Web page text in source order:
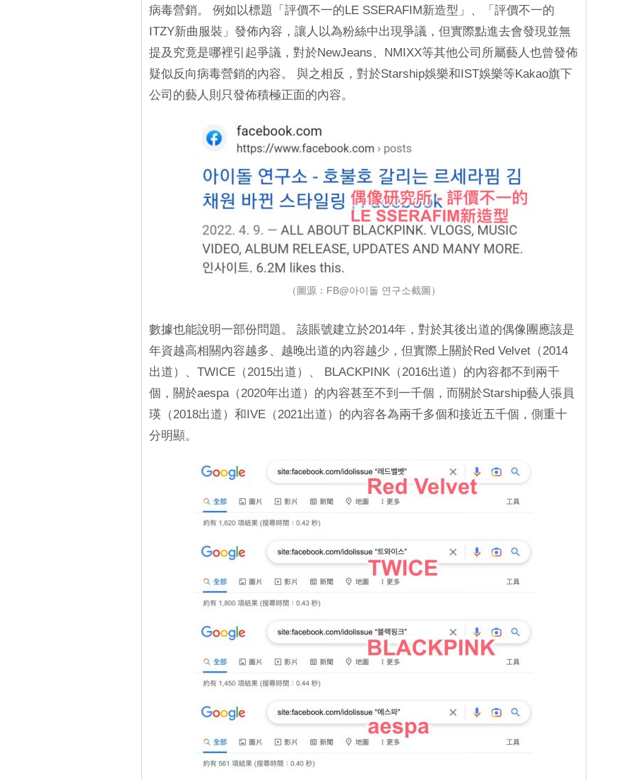
病毒營銷。 例如以標題「評價不一的LE SSERAFIM新造型」、「評價不一的
ITZY新曲服裝」發佈內容，讓人以為粉絲中出現爭議，但實際點進去會發現並無
提及究竟是哪裡引起爭議，對於NewJeans、NMIXX等其他公司所屬藝人也曾發佈
疑似反向病毒營銷的內容。 與之相反，對於Starship娛樂和IST娛樂等Kakao旗下
公司的藝人則只發佈積極正面的內容。
（圖源：FB@아이돌 연구소截圖）
數據也能說明一部份問題。 該賬號建立於2014年，對於其後出道的偶像團應該是
年資越高相關內容越多、越晚出道的內容越少，但實際上關於Red Velvet（2014
出道）、TWICE（2015出道）、 BLACKPINK（2016出道）的內容都不到兩千
個，關於aespa（2020年出道）的內容甚至不到一千個，而關於Starship藝人張員
瑛（2018出道）和IVE（2021出道）的內容各為兩千多個和接近五千個，側重十
分明顯。